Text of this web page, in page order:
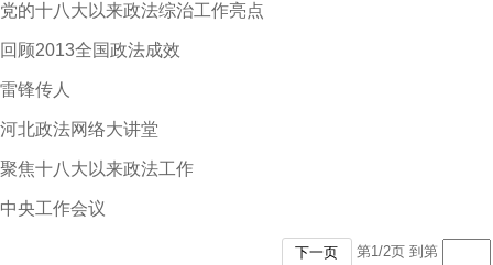
党的十八大以来政法综治工作亮点
回顾2013全国政法成效
雷锋传人
河北政法网络大讲堂
聚焦十八大以来政法工作
中央工作会议
下一页 第1/2页 到第